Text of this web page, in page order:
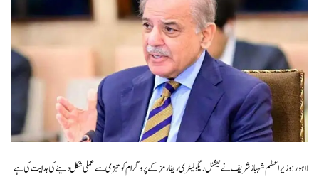
لاہور: وزیراعظم شہباز شریف نے نیشنل ریگولیٹری ریفارمز کے پروگرام کو تیزی سے عملی شکل دینے کی ہدایت کی ہے